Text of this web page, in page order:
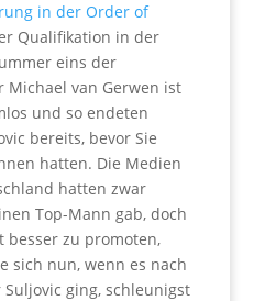
in der Order of
Qualifikation in der
eins der
Michael van Gerwen ist
und so endeten
bereits, bevor Sie
hatten. Die Medien
hatten zwar
Top-Mann gab, doch
besser zu promoten,
sich nun, wenn es nach
ging, schleunigst